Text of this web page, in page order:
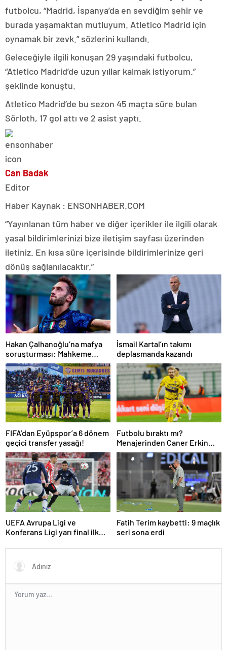
futbolcu, “Madrid, İspanya’da en sevdiğim şehir ve
burada yaşamaktan mutluyum. Atletico Madrid için
oynamak bir zevk.” sözlerini kullandı.
Geleceğiyle ilgili konuşan 29 yaşındaki futbolcu,
“Atletico Madrid’de uzun yıllar kalmak istiyorum.”
şeklinde konuştu.
Atletico Madrid’de bu sezon 45 maçta süre bulan
Sörloth, 17 gol attı ve 2 asist yaptı.
Can Badak
Editor
Haber Kaynak : ENSONHABER.COM
“Yayınlanan tüm haber ve diğer içerikler ile ilgili olarak
yasal bildirimlerinizi bize iletişim sayfası üzerinden
iletiniz. En kısa süre içerisinde bildirimlerinize geri
dönüş sağlanılacaktır.”
Hakan Çalhanoğlu’na mafya
soruşturması: Mahkeme
cezasını açıkladı
İsmail Kartal’ın takımı
deplasmanda kazandı
FIFA’dan Eyüpspor’a 6 dönem
geçici transfer yasağı!
Futbolu bıraktı mı?
Menajerinden Caner Erkin
açıklaması
UEFA Avrupa Ligi ve
Konferans Ligi yarı final ilk
Fatih Terim kaybetti: 9 maçlık
seri sona erdi